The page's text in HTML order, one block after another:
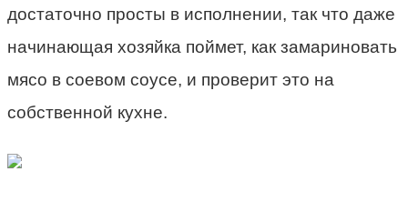
достаточно просты в исполнении, так что даже
начинающая хозяйка поймет, как замариновать
мясо в соевом соусе, и проверит это на
собственной кухне.